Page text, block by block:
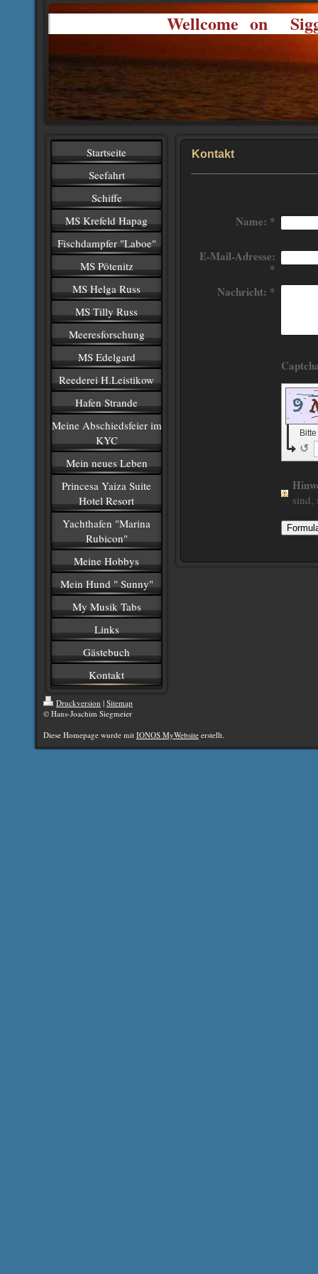
Wellcome on
Startseite
Seefahrt
Schiffe
MS Krefeld Hapag
Fischdampfer "Laboe"
MS Pötenitz
MS Helga Russ
MS Tilly Russ
Meeresforschung
MS Edelgard
Reederei H.Leistikow
Hafen Strande
Meine Abschiedsfeier im
KYC
Mein neues Leben
Princesa Yaiza Suite
Hotel Resort
Yachthafen "Marina
Rubicon"
Meine Hobbys
Mein Hund " Sunny"
My Musik Tabs
Links
Gästebuch
Kontakt
Kontakt
Name: *
E-Mail-Adresse:
*
Nachricht: *
↺
sind,
Druckversion | Sitemap
© Hans-Joachim Siegmeier
Diese Homepage wurde mit IONOS MyWebsite erstellt.